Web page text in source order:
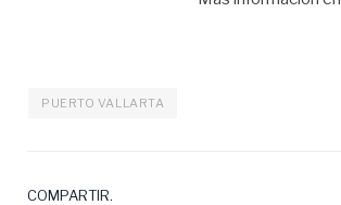
PUERTO VALLARTA
COMPARTIR.